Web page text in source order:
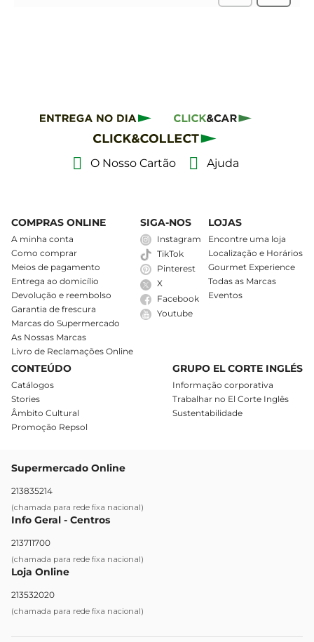
O Nosso Cartão Ajuda
COMPRAS ONLINE
A minha conta
Como comprar
Meios de pagamento
Entrega ao domicílio
Devolução e reembolso
Garantia de frescura
Marcas do Supermercado
As Nossas Marcas
Livro de Reclamações Online
SIGA-NOS
Instagram
TikTok
Pinterest
X
Facebook
Youtube
LOJAS
Encontre uma loja
Localização e Horários
Gourmet Experience
Todas as Marcas
Eventos
CONTEÚDO
Catálogos
Stories
Âmbito Cultural
Promoção Repsol
GRUPO EL CORTE INGLÉS
Informação corporativa
Trabalhar no El Corte Inglês
Sustentabilidade
Supermercado Online
213835214
(chamada para rede fixa nacional)
Info Geral - Centros
213711700
(chamada para rede fixa nacional)
Loja Online
213532020
(chamada para rede fixa nacional)